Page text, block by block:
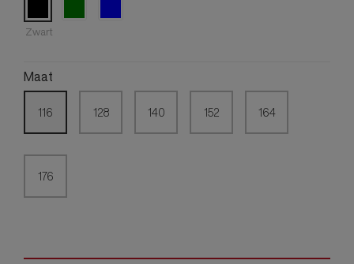
Zwart
Maat
116 128 140 152 164
176